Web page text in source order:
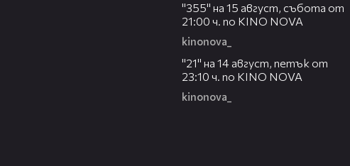
"355" на 15 август, събота от
21:00 ч. по KINO NOVA
kinonova_
"21" на 14 август, петък от
23:10 ч. по KINO NOVA
kinonova_